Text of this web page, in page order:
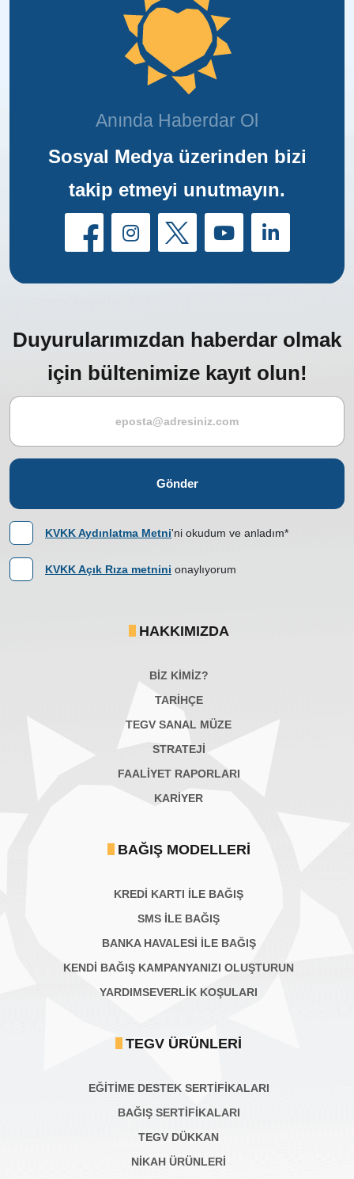
Anında Haberdar Ol
Sosyal Medya üzerinden bizi
takip etmeyi unutmayın.
Duyurularımızdan haberdar olmak
için bültenimize kayıt olun!
Gönder
KVKK Aydınlatma Metni'ni okudum ve anladım*
KVKK Açık Rıza metnini onaylıyorum
HAKKIMIZDA
BİZ KİMİZ?
TARİHÇE
TEGV SANAL MÜZE
STRATEJİ
FAALİYET RAPORLARI
KARIYER
BAĞIŞ MODELLERI
KREDİ KARTI İLE BAĞIŞ
SMS İLE BAĞIŞ
BANKA HAVALESİ İLE BAĞIŞ
KENDİ BAĞIŞ KAMPANYANIZI OLUŞTURUN
YARDIMSEVERLİK KOŞULARI
TEGV ÜRÜNLERI
EĞİTİME DESTEK SERTİFİKALARI
BAĞIŞ SERTIFIKALARI
TEGV DÜKKAN
NİKAH ÜRÜNLERİ